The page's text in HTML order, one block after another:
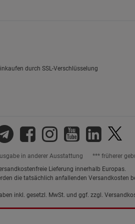
durch SSL-Verschlüsselung
in anderer Ausstattung *** früherer
Lieferung innerhalb Europas.
die tatsächlich anfallenden Versandkosten
inkl. gesetzl. MwSt. und ggf. zzgl.